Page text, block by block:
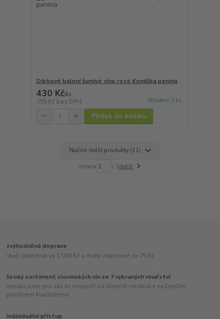
Dárkové balení šumivé víno rosé Konjiška penina
430 Kč/ks
355 Kč bez DPH Skladem 2 ks
Přidat do košíku
Načíst další produkty (11)
strana z 2další
zvýhodněná doprava
stačí objednat za 1.000 Kč a máte dopravné za 79 Kč
široký sortiment slovinských vín ze 7 vybraných vinařství
vybrali jsme pro vás to nejlepší od různých výrobců s nejlepším
poměrem kvalita/cena
individuální přístup